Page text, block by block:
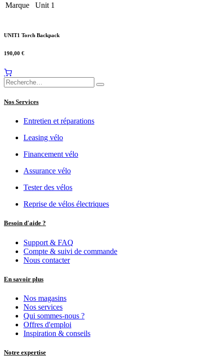
Marque
Unit 1
UNIT1 Torch Backpack
190,00 €
Nos Services
Entretien et réparations
Leasing vélo
Financement vélo
Assurance vélo
Tester des vélos
Reprise de vélos électriques
Besoin d'aide ?
Support & FAQ
Compte & suivi de commande
Nous contacter
En savoir plus
Nos magasins
Nos services
Qui sommes-nous ?
Offres d'emploi
Inspiration & conseils
Notre expertise